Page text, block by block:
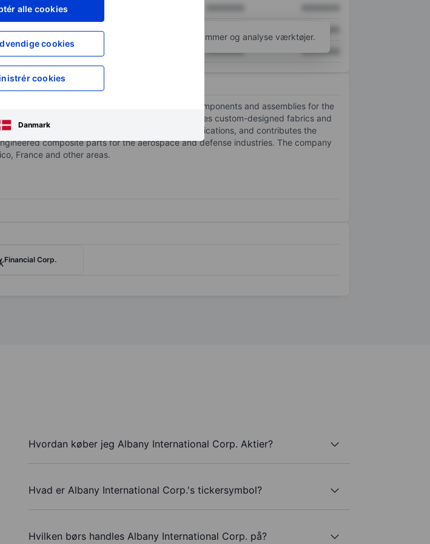
alle cookies
cookies
cookies
Danmark
XXXXXXX
XXXXXXX
XXXXXXX XXXXXXX XXXXXXX
for at få adgang til flere diagrammer og analyse værktøjer.
in engineered fabrics and composite components and assemblies for the
two segments: Machine Clothing, which produces custom-designed fabrics and
as engineered fabrics for other industrial applications, and contributes the
composite parts for the aerospace and defense industries. The company
France and other areas.
Financial Corp.
Hvordan køber jeg Albany International Corp. Aktier?
Hvad er Albany International Corp.'s tickersymbol?
Hvilken børs handles Albany International Corp. på?